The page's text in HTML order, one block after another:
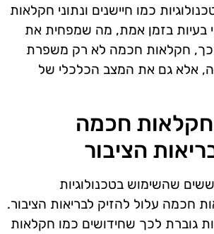
כמו חיישנים ונתוני חקלאות
בעיות בזמן אמת, מה שמפחית את
כך, חקלאות חכמה לא רק משפרת
אלא גם את המצב הכלכלי של
17: חקלאות חכמה
הציבור
שהשימוש בטכנולוגיות
חכמה עלול להזיק לבריאות הציבור.
גוברת לכך שחידושים כמו חקלאות